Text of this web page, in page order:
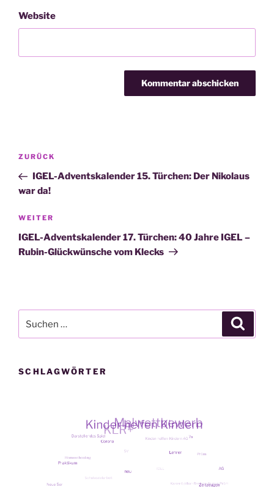
Website
Beitragsnavigation
Vorheriger
Beitrag
ZURÜCK
IGEL-Adventskalender 15. Türchen: Der Nikolaus
war da!
Nächster
Beitrag
WEITER
IGEL-Adventskalender 17. Türchen: 40 Jahre IGEL –
Rubin-Glückwünsche vom Klecks
nach:
SCHLAGWÖRTER